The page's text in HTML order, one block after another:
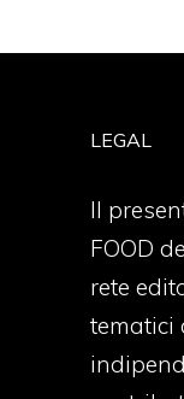
LEGAL
Il
FOOD
rete
tematici